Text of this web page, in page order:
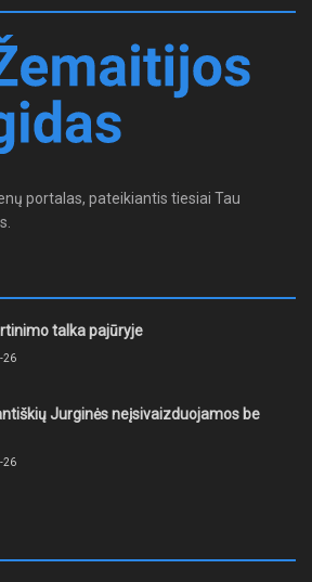
portalas, pateikiantis tiesiai Tau
talka pajūryje
26
Jurginės neįsivaizduojamos be
26